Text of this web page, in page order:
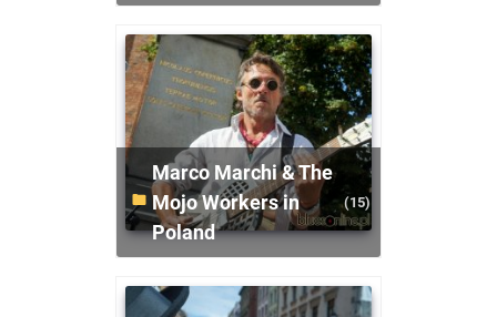
Marco Marchi & The
Mojo Workers in
Poland
(15)